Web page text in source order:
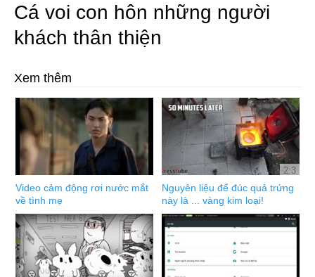
Cá voi con hôn những người
khách thân thiện
Xem thêm
Video cảm động rơi nước mắt
về tình mẹ
2:3
Nguyên liệu để đúc quả trứng
này là ... vàng kim loại!